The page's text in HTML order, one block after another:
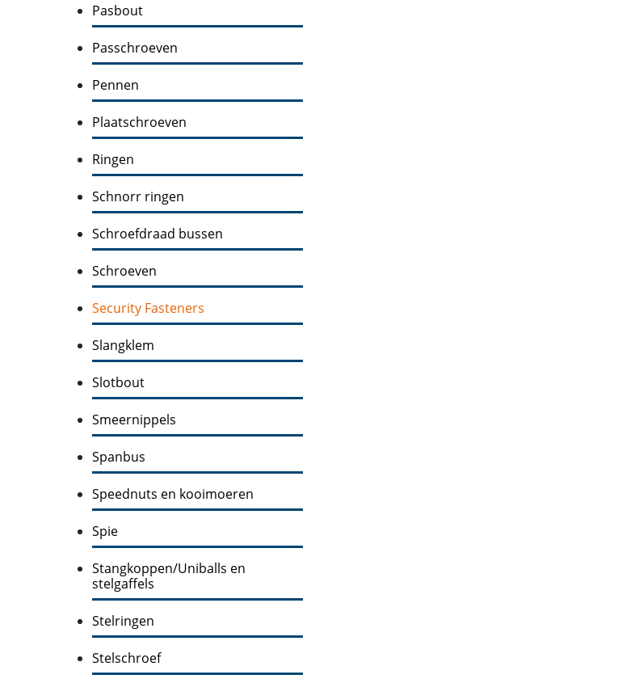
Pasbout
Passchroeven
Pennen
Plaatschroeven
Ringen
Schnorr ringen
Schroefdraad bussen
Schroeven
Security Fasteners
Slangklem
Slotbout
Smeernippels
Spanbus
Speednuts en kooimoeren
Spie
Stangkoppen/Uniballs en
stelgaffels
Stelringen
Stelschroef